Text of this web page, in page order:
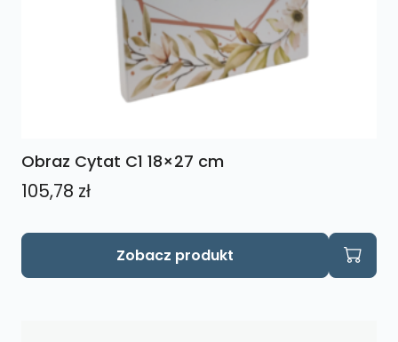
Obraz Cytat C1 18×27 cm
105,78 zł
Zobacz produkt